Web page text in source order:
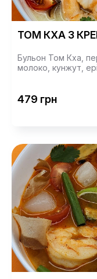
ТОМ КХА З
Бульон Том Кха,
молоко, кунжут,
479 грн